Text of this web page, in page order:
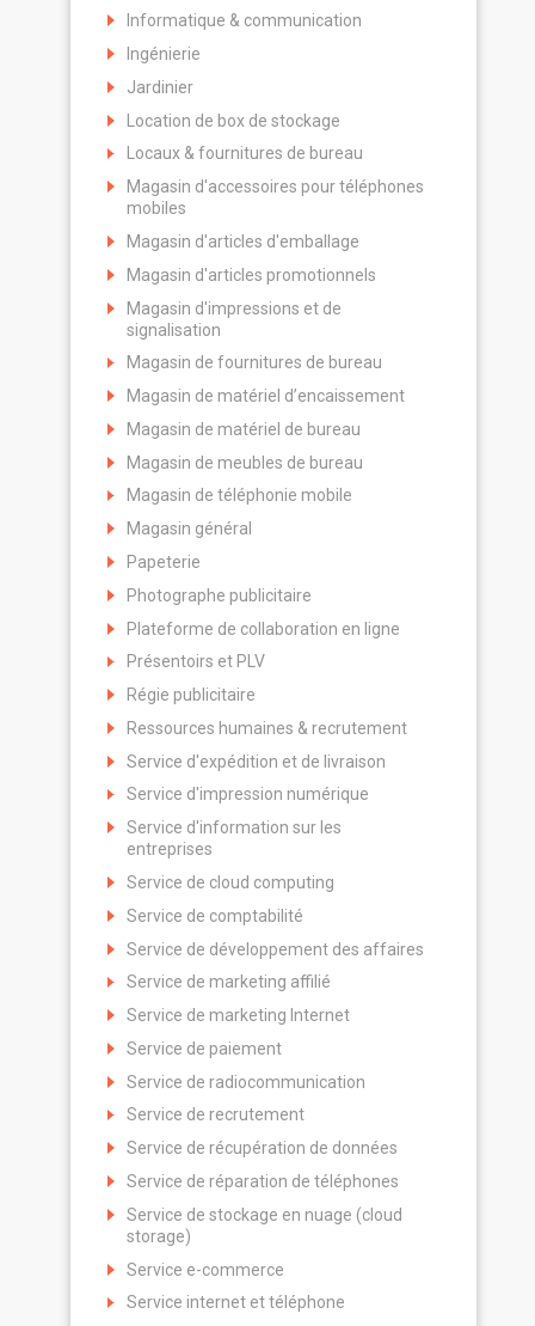
Informatique & communication
Ingénierie
Jardinier
Location de box de stockage
Locaux & fournitures de bureau
Magasin d'accessoires pour téléphones
mobiles
Magasin d'articles d'emballage
Magasin d'articles promotionnels
Magasin d'impressions et de
signalisation
Magasin de fournitures de bureau
Magasin de matériel d’encaissement
Magasin de matériel de bureau
Magasin de meubles de bureau
Magasin de téléphonie mobile
Magasin général
Papeterie
Photographe publicitaire
Plateforme de collaboration en ligne
Présentoirs et PLV
Régie publicitaire
Ressources humaines & recrutement
Service d'expédition et de livraison
Service d'impression numérique
Service d'information sur les
entreprises
Service de cloud computing
Service de comptabilité
Service de développement des affaires
Service de marketing affilié
Service de marketing Internet
Service de paiement
Service de radiocommunication
Service de recrutement
Service de récupération de données
Service de réparation de téléphones
Service de stockage en nuage (cloud
storage)
Service e-commerce
Service internet et téléphone